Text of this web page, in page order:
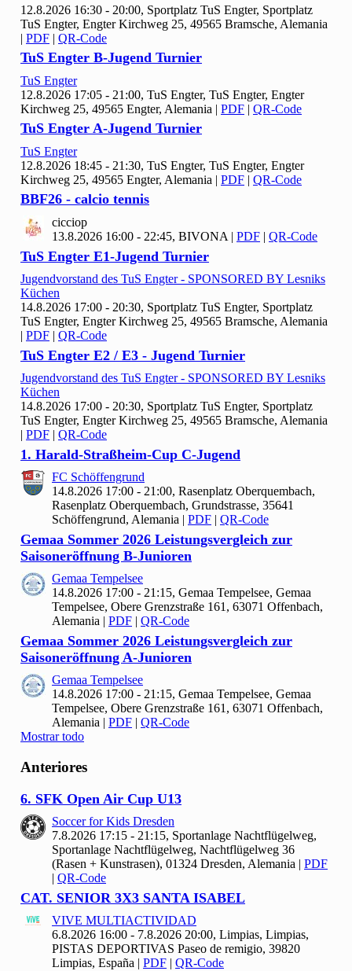
12.8.2026 16:30 - 20:00, Sportplatz TuS Engter, Sportplatz
TuS Engter, Engter Kirchweg 25, 49565 Bramsche, Alemania
| PDF | QR-Code
TuS Engter B-Jugend Turnier
TuS Engter
12.8.2026 17:05 - 21:00, TuS Engter, TuS Engter, Engter
Kirchweg 25, 49565 Engter, Alemania | PDF | QR-Code
TuS Engter A-Jugend Turnier
TuS Engter
12.8.2026 18:45 - 21:30, TuS Engter, TuS Engter, Engter
Kirchweg 25, 49565 Engter, Alemania | PDF | QR-Code
BBF26 - calcio tennis
cicciop
13.8.2026 16:00 - 22:45, BIVONA | PDF | QR-Code
TuS Engter E1-Jugend Turnier
Jugendvorstand des TuS Engter - SPONSORED BY Lesniks
Küchen
14.8.2026 17:00 - 20:30, Sportplatz TuS Engter, Sportplatz
TuS Engter, Engter Kirchweg 25, 49565 Bramsche, Alemania
| PDF | QR-Code
TuS Engter E2 / E3 - Jugend Turnier
Jugendvorstand des TuS Engter - SPONSORED BY Lesniks
Küchen
14.8.2026 17:00 - 20:30, Sportplatz TuS Engter, Sportplatz
TuS Engter, Engter Kirchweg 25, 49565 Bramsche, Alemania
| PDF | QR-Code
1. Harald-Straßheim-Cup C-Jugend
FC Schöffengrund
14.8.2026 17:00 - 21:00, Rasenplatz Oberquembach,
Rasenplatz Oberquembach, Grundstrasse, 35641
Schöffengrund, Alemania | PDF | QR-Code
Gemaa Sommer 2026 Leistungsvergleich zur
Saisoneröffnung B-Junioren
Gemaa Tempelsee
14.8.2026 17:00 - 21:15, Gemaa Tempelsee, Gemaa
Tempelsee, Obere Grenzstraße 161, 63071 Offenbach,
Alemania | PDF | QR-Code
Gemaa Sommer 2026 Leistungsvergleich zur
Saisoneröffnung A-Junioren
Gemaa Tempelsee
14.8.2026 17:00 - 21:15, Gemaa Tempelsee, Gemaa
Tempelsee, Obere Grenzstraße 161, 63071 Offenbach,
Alemania | PDF | QR-Code
Mostrar todo
Anteriores
6. SFK Open Air Cup U13
Soccer for Kids Dresden
7.8.2026 17:15 - 21:15, Sportanlage Nachtflügelweg,
Sportanlage Nachtflügelweg, Nachtflügelweg 36
(Rasen + Kunstrasen), 01324 Dresden, Alemania | PDF
| QR-Code
CAT. SENIOR 3X3 SANTA ISABEL
VIVE MULTIACTIVIDAD
6.8.2026 16:00 - 7.8.2026 20:00, Limpias, Limpias,
PISTAS DEPORTIVAS Paseo de remigio, 39820
Limpias, España | PDF | QR-Code